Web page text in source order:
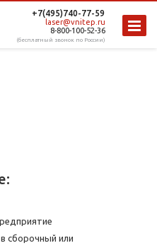
+7(495)740-77-59
laser@vnitep.ru
8-800-100-52-36
(бесплатный звонок по России)
сборочный или